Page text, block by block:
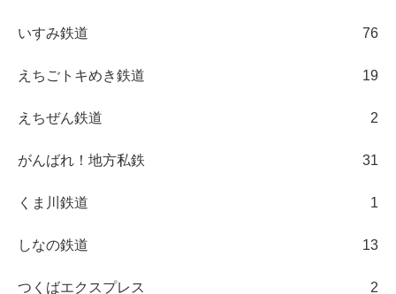
いすみ鉄道 76
えちごトキめき鉄道 19
えちぜん鉄道 2
がんばれ！地方私鉄 31
くま川鉄道 1
しなの鉄道 13
つくばエクスプレス 2